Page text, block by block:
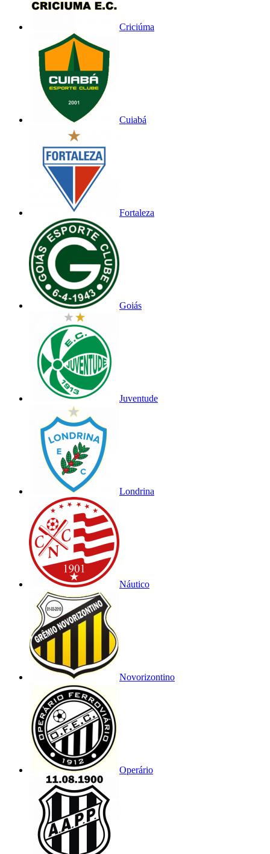
Criciúma
Cuiabá
Fortaleza
Goiás
Juventude
Londrina
Náutico
Novorizontino
Operário